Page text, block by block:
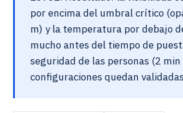
por encima del umbral crítico
m) y la temperatura por debajo
mucho antes del tiempo de
seguridad de las personas (2
configuraciones quedan